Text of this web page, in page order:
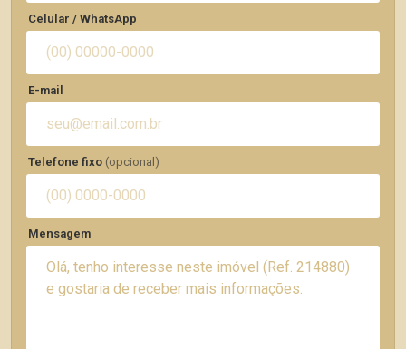
Celular / WhatsApp
E-mail
Telefone fixo (opcional)
Mensagem